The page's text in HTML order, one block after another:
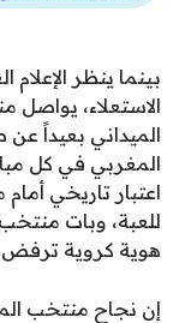
بينما ينظر
الاستعلاء،
الميداني بعيداً
المغربي في كل
اعتبار تاريخي
للعبة، وبات
هوية كروية ترفض
إن نجاح منتخب